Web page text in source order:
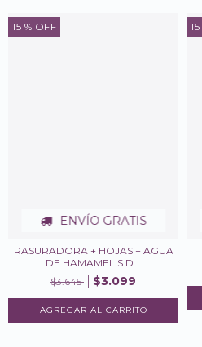
15 % OFF
ENVÍO GRATIS
RASURADORA + HOJAS + AGUA
DE HAMAMELIS D...
$3.645
$3.099
15